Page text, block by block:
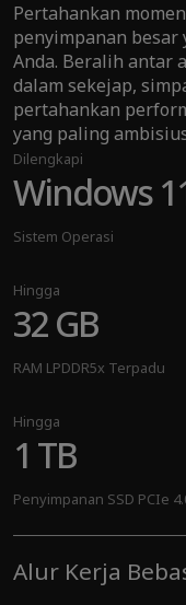
Pertahankan
penyimpanan besar
Anda. Beralih antar
dalam sekejap,
pertahankan
yang paling
Dilengkapi
Windows
Sistem Operasi
Hingga
32 GB
RAM LPDDR5x Terpadu
Hingga
1 TB
Penyimpanan SSD PCIe
Alur Kerja